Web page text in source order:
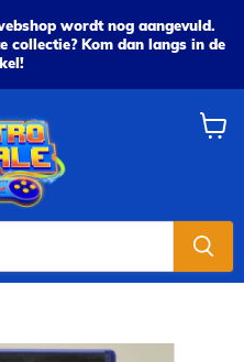
wordt nog aangevuld.
collectie? Kom dan langs in de